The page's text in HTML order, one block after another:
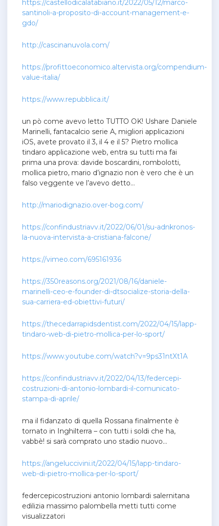
https://castellodicalatabiano.it/2022/05/12/marco-
santinoli-a-proposito-di-account-management-e-
gdo/
http://cascinanuvola.com/
https://profittoeconomico.altervista.org/compendium-
value-italia/
https://www.repubblica.it/
un pò come avevo letto TUTTO OK! Ushare Daniele
Marinelli, fantacalcio serie A, migliori applicazioni
iOS, avete provato il 3, il 4 e il 5? Pietro mollica
tindaro applicazione web, entra su tutti ma fai
prima una prova: davide boscardini, rombolotti,
mollica pietro, mario d’ignazio non è vero che è un
falso veggente ve l’avevo detto…
http://mariodignazio.over-bog.com/
https://confindustriavv.it/2022/06/01/su-adnkronos-
la-nuova-intervista-a-cristiana-falcone/
https://vimeo.com/695161936
https://350reasons.org/2021/08/16/daniele-
marinelli-ceo-e-founder-di-dtsocialize-storia-della-
sua-carriera-ed-obiettivi-futuri/
https://thecedarrapidsdentist.com/2022/04/15/lapp-
tindaro-web-di-pietro-mollica-per-lo-sport/
https://www.youtube.com/watch?v=9ps31ntXt1A
https://confindustriavv.it/2022/04/13/federcepi-
costruzioni-di-antonio-lombardi-il-comunicato-
stampa-di-aprile/
ma il fidanzato di quella Rossana finalmente è
tornato in Inghilterra – con tutti i soldi che ha,
vabbè! si sarà comprato uno stadio nuovo…
https://angeluccivini.it/2022/04/15/lapp-tindaro-
web-di-pietro-mollica-per-lo-sport/
federcepicostruzioni antonio lombardi salernitana
edilizia massimo palombella metti tutti come
visualizzatori